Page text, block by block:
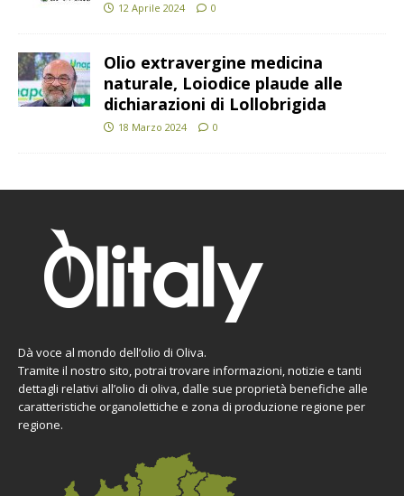
12 Aprile 2024 0
Olio extravergine medicina
naturale, Loiodice plaude alle
dichiarazioni di Lollobrigida
18 Marzo 2024 0
Dà voce al mondo dell’olio di Oliva.
Tramite il nostro sito, potrai trovare informazioni, notizie e tanti
dettagli relativi all’olio di oliva, dalle sue proprietà benefiche alle
caratteristiche organolettiche e zona di produzione regione per
regione.